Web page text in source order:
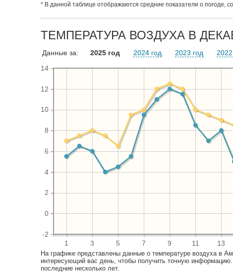
* В данной таблице отображаются средние показатели о погоде,
ТЕМПЕРАТУРА ВОЗДУХА В
Данные за: 2025 год 2024 год 2023 год
1 3 5 7 9 11 13
-2
0
2
4
6
8
10
12
14
На графике представлены данные о температуре воздуха в
интересующий вас день, чтобы получить точную
последние несколько лет.